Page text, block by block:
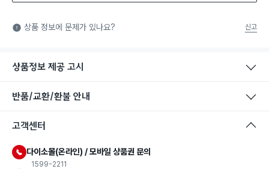
식품용 기구: 식품위생법에서 정한 규격에 따라 제조되어 식품 또
는 식품첨가물에 사용할 수 있는 식품용기구라는 표시입니다.
상품 정보에 문제가 있나요? 신고
상품정보 제공 고시
반품/교환/환불 안내
고객센터
다이소몰(온라인) / 모바일 상품권 문의
1599-2211